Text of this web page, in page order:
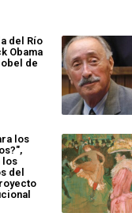
del Río
Obama
de
los
los
del